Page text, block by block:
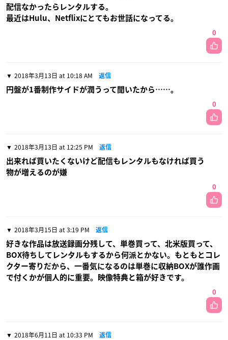
配信なかったらレンタルする。
最近はHulu、Netflixにとてもお世話になってる。
0
2018年3月13日 at 10:18 AM 返信
円盤が1番制作サイドが潤うって聞いたから……。
0
2018年3月13日 at 12:25 PM 返信
出来れば買いたくないけど配信もレンタルもなければ買う
物が増えるのが嫌
0
2018年3月15日 at 3:19 PM 返信
好きな作品は放送録画分残して、単巻買って、北米版買って、
BOX待ちしてレンタルもするから何派とかない。もともとコレ
クター寄りだから、一番気になるのは単巻に収納BOXが誰作画
で付くかが個人的に重要。映像特典と箱が好きです。
0
2018年6月11日 at 10:33 PM 返信